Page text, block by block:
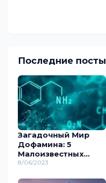
Последние посты
Загадочный Мир
Дофамина: 5
Малоизвестных
Фактов о Ключевом
8/06/2023